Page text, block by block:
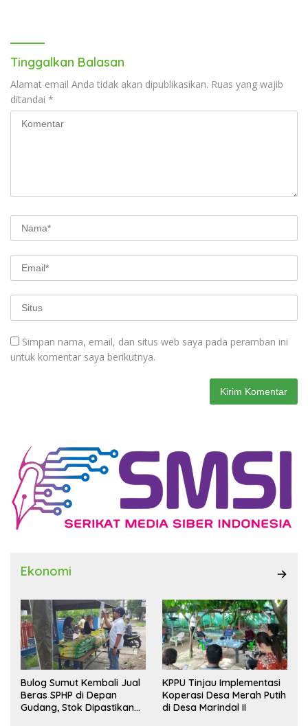
Tinggalkan Balasan
Alamat email Anda tidak akan dipublikasikan. Ruas yang wajib
ditandai *
Simpan nama, email, dan situs web saya pada peramban ini
untuk komentar saya berikutnya.
Ekonomi
Bulog Sumut Kembali Jual
Beras SPHP di Depan
Gudang, Stok Dipastikan
KPPU Tinjau Implementasi
Koperasi Desa Merah Putih
di Desa Marindal II